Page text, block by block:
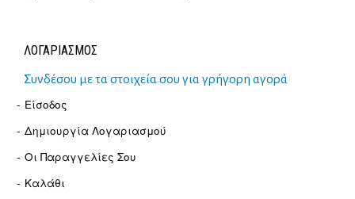
ΛΟΓΑΡΙΑΣΜΟΣ
Συνδέσου με τα στοιχεία σου για γρήγορη αγορά
Είσοδος
Δημιουργία Λογαριασμού
Οι Παραγγελίες Σου
Καλάθι